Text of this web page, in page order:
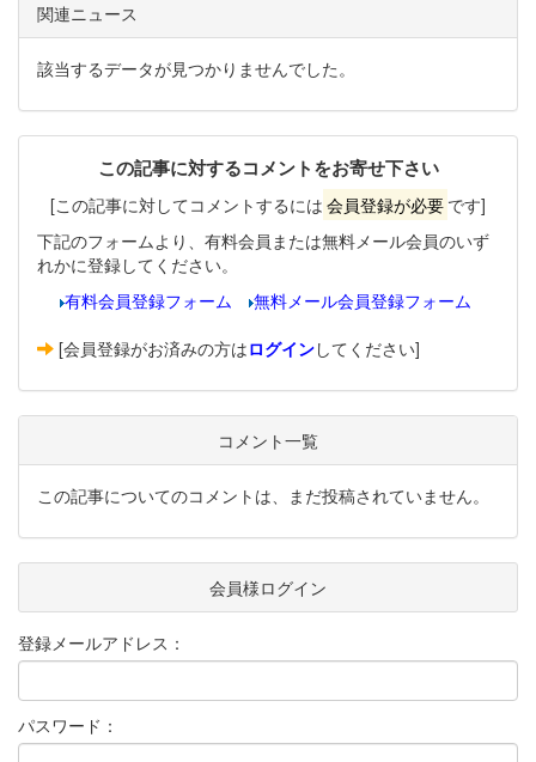
関連ニュース
該当するデータが見つかりませんでした。
この記事に対するコメントをお寄せ下さい
[この記事に対してコメントするには 会員登録が必要 です]
下記のフォームより、有料会員または無料メール会員のいず
れかに登録してください。
有料会員登録フォーム
無料メール会員登録フォーム
[会員登録がお済みの方はログインしてください]
コメント一覧
この記事についてのコメントは、まだ投稿されていません。
会員様ログイン
登録メールアドレス：
パスワード：